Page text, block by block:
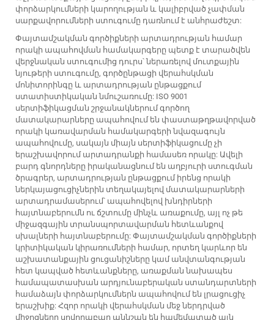
փորձարկումների կարողության և կալիբրված չափման
սարքավորումների ստուգումը դառնում է անհրաժեշտ:
Փայտամշակման գործիքների արտադրության համար
որակի ապահովման համակարգերը պետք է տարածվեն
վերջնական ստուգումից դուրս՝ ներառելով մուտքային
նյութերի ստուգումը, գործընթացի վերահսկման
մոնիտորինգը և արտադրության ընթացքում
ստատիստիկական նմուշառումը: ISO 9001
սերտիֆիկացման շրջանակներում գործող
մատակարարները ապահովում են փաստաթղթավորված
որակի կառավարման համակարգերի նվազագույն
ապահովումը, սակայն միայն սերտիֆիկացումը չի
երաշխավորում արտադրանքի համասեռ որակը: Ավելի
բարդ գնորդները իրականացնում են աղբյուրի ստուգման
ծրագրեր, արտադրության ընթացքում իրենց որակի
ներկայացուցիչներին տեղակայելով մատակարարների
արտադրամասերում՝ ապահովելով խնդիրների
հայտնաբերումն ու ճշտումը մինչև առաքումը, այլ ոչ թե
միջազգային տրանսպորտավարման հետևանքով
սխալների հայտնաբերումը: Փայտամշակման գործիքների
կրիտիկական կիրառումների համար, որտեղ կարևոր են
աշխատանքային ցուցանիշները կամ անվտանգության
հետ կապված հետևանքները, առաքման նախապես
համապատասխան արդյունաբերական ստանդարտների
համաձայն փորձարկումներն ապահովում են լրացուցիչ
երաշխիք: Հզոր որակի վերահսկման մեջ ներդրված
միջոցները սովորաբար աննշան են համեմատած այն